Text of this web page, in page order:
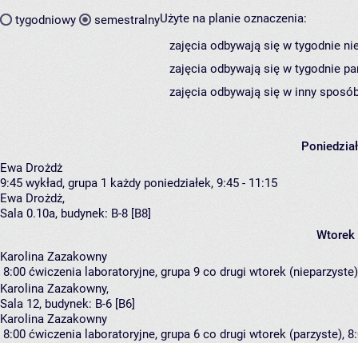
tygodniowy semestralnyUżyte na planie oznaczenia:
zajęcia odbywają się w tygodnie
zajęcia odbywają się w tygodnie
zajęcia odbywają się w inny
Ewa Drożdż
9:45 wykład, grupa 1 każdy poniedziałek, 9:45 - 11:15
Ewa Drożdż,
Sala 0.10a, budynek: B-8 [B8]
Wtorek
Karolina Zazakowny
8:00 ćwiczenia laboratoryjne, grupa 9 co drugi wtorek
Karolina Zazakowny,
Sala 12, budynek: B-6 [B6]
Karolina Zazakowny
8:00 ćwiczenia laboratoryjne, grupa 6 co drugi wtorek (parzyste),